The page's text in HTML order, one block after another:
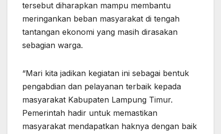
tersebut diharapkan mampu membantu
meringankan beban masyarakat di tengah
tantangan ekonomi yang masih dirasakan
sebagian warga.
“Mari kita jadikan kegiatan ini sebagai bentuk
pengabdian dan pelayanan terbaik kepada
masyarakat Kabupaten Lampung Timur.
Pemerintah hadir untuk memastikan
masyarakat mendapatkan haknya dengan baik